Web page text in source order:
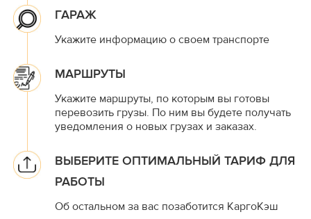
ГАРАЖ
Укажите информацию о своем транспорте
МАРШРУТЫ
Укажите маршруты, по которым вы готовы
перевозить грузы. По ним вы будете получать
уведомления о новых грузах и заказах.
ВЫБЕРИТЕ ОПТИМАЛЬНЫЙ ТАРИФ ДЛЯ
РАБОТЫ
Об остальном за вас позаботится КаргоКэш